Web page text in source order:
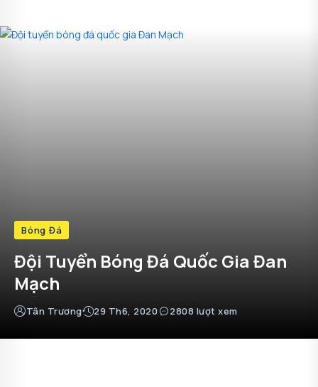
Bóng Đá
Đội Tuyển Bóng Đá Quốc Gia Thụy
Điển
Tân Trương 29 Th6, 2020 4551 lượt xem